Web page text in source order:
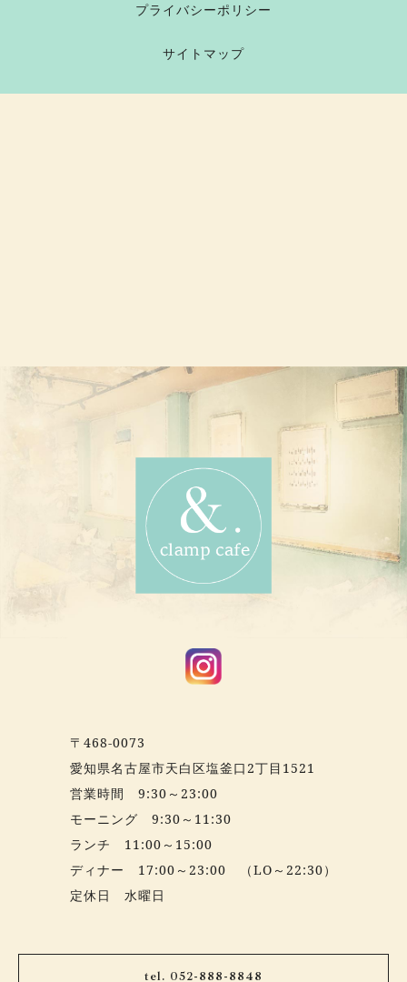
プライバシーポリシー
サイトマップ
〒468-0073
愛知県名古屋市天白区塩釜口2丁目1521
営業時間 9:30～23:00
モーニング 9:30～11:30
ランチ 11:00～15:00
ディナー 17:00～23:00 （LO～22:30）
定休日 水曜日
tel. 052-888-8848